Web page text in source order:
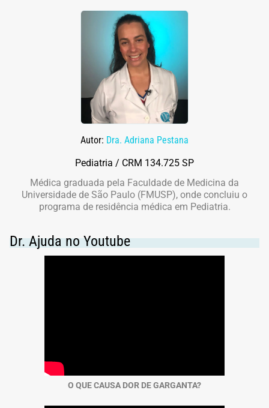
Autor: Dra. Adriana Pestana
Pediatria / CRM 134.725 SP
Médica graduada pela Faculdade de Medicina da
Universidade de São Paulo (FMUSP), onde concluiu o
programa de residência médica em Pediatria.
Dr. Ajuda no Youtube
O QUE CAUSA DOR DE GARGANTA?